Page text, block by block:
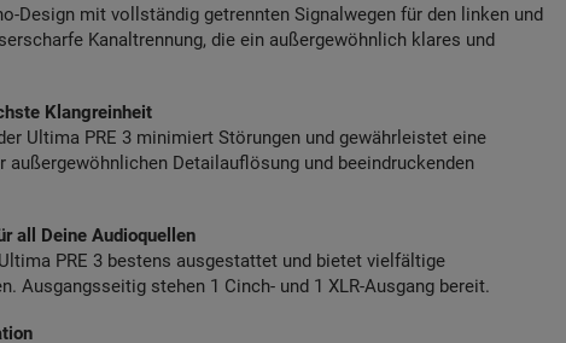
Design mit vollständig getrennten Signalwegen für den linken und
Kanaltrennung, die ein außergewöhnlich klares und
Klangreinheit
Ultima PRE 3 minimiert Störungen und gewährleistet eine
außergewöhnlichen Detailauflösung und beeindruckenden
all Deine Audioquellen
PRE 3 bestens ausgestattet und bietet vielfältige
Ausgangsseitig stehen 1 Cinch- und 1 XLR-Ausgang bereit.